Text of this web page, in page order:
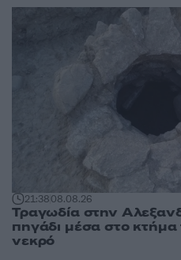
21:3808.08.26
Τραγωδία στην
πηγάδι μέσα στο
νεκρό